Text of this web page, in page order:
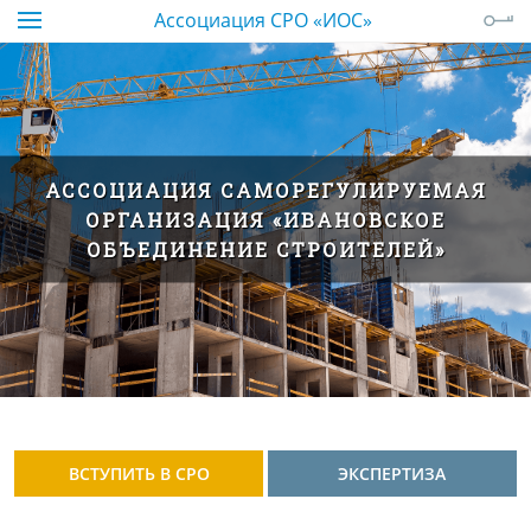
Ассоциация СРО «ИОС»
АССОЦИАЦИЯ САМОРЕГУЛИРУЕМАЯ
ОРГАНИЗАЦИЯ «ИВАНОВСКОЕ
ОБЪЕДИНЕНИЕ СТРОИТЕЛЕЙ»
ВСТУПИТЬ В СРО ЭКСПЕРТИЗА